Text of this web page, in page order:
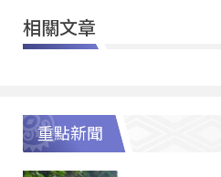
相關文章
重點新聞